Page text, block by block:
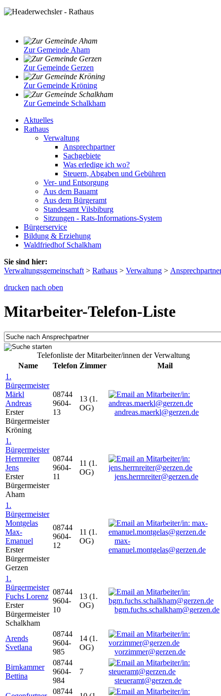
Zur Gemeinde Aham
Zur Gemeinde Gerzen
Zur Gemeinde Kröning
Zur Gemeinde Schalkham
Aktuelles
Rathaus
Verwaltung
Ansprechpartner
Sachgebiete
Was erledige ich wo?
Steuern, Abgaben und Gebühren
Ver- und Entsorgung
Aus dem Bauamt
Aus dem Bürgeramt
Standesamt Vilsbiburg
Sitzungen - Rats-Informations-System
Bürgerservice
Bildung & Erziehung
Waldfriedhof Schalkham
Sie sind hier:
Verwaltungsgemeinschaft > Rathaus > Verwaltung >
drucken nach oben
Mitarbeiter-Telefon-Liste
Telefonliste der Mitarbeiter/innen der Verwaltung
Name
Telefon Zimmer
Mail
1.
Bürgermeister
Märkl
Andreas
Erster
Bürgermeister
Kröning
08744
9604-
13
13 (1.
OG)
andreas.maerkl@gerzen.de
1.
Bürgermeister
Herrnreiter
Jens
Erster
Bürgermeister
Aham
08744
9604-
11
11 (1.
OG)
jens.herrnreiter@gerzen.de
1.
Bürgermeister
Montgelas
Max-
Emanuel
Erster
Bürgermeister
Gerzen
08744
9604-
12
11 (1.
OG)
max-
emanuel.montgelas@gerzen.de
1.
Bürgermeister
Fuchs Lorenz
Erster
Bürgermeister
Schalkham
08744
9604-
10
13 (1.
OG)
bgm.fuchs.schalkham@gerzen.de
Arends
Svetlana
08744
9604-
985
14 (1.
OG)
vorzimmer@gerzen.de
Birnkammer
Bettina
08744
9604-
984
7
steueramt@gerzen.de
08744